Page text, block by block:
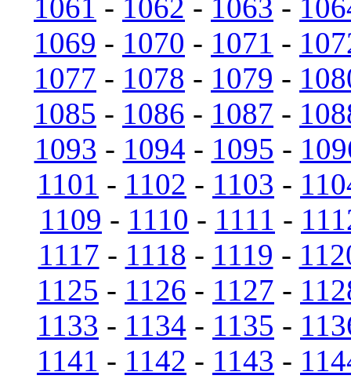
1061 - 1062 - 1063 -
1069 - 1070 - 1071 -
1077 - 1078 - 1079 -
1085 - 1086 - 1087 -
1093 - 1094 - 1095 -
1101 - 1102 - 1103 -
1109 - 1110 - 1111 -
1117 - 1118 - 1119 -
1125 - 1126 - 1127 -
1133 - 1134 - 1135 -
1141 - 1142 - 1143 -